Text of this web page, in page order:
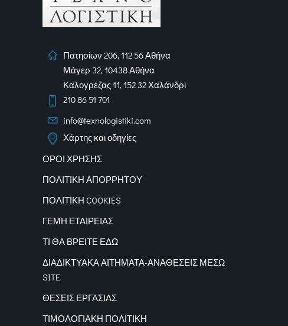
Πατησίων 206, 112 56 Αθήνα
Μάγερ 32, 10438 Αθήνα
Καλογρέζας 11, 152 32 Χαλάνδρι
210 86 51 701
info@texnologistiki.com
Χάρτης και οδηγίες
ΟΡΟΙ ΧΡΗΣΗΣ
ΠΟΛΙΤΙΚΗ ΑΠΟΡΡΗΤΟΥ
ΠΟΛΙΤΙΚΗ COOKIES
ΓΕΜΗ ΕΤΑΙΡΕΙΑΣ
ΤΙ ΘΑ ΒΡΕΙΤΕ ΕΔΩ
ΔΙΑΔΙΚΤΥΑΚΑΑΙΤΗΜΑΤΑ-ΑΝΑΘΕΣΕΙΣ ΜΕΣΩ
SITE
ΘΕΣΕΙΣ ΕΡΓΑΣΙΑΣ
ΤΙΜΟΛΟΓΙΑΚΗ ΠΟΛΙΤΙΚΗ